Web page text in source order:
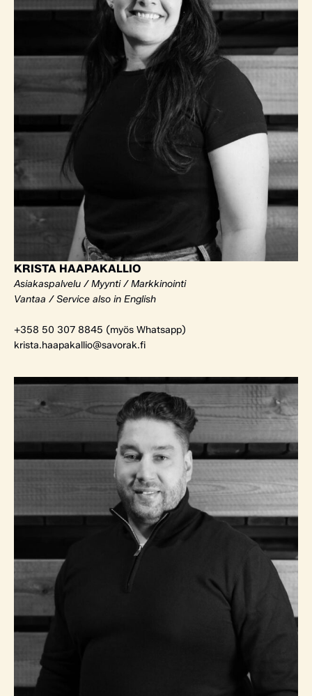
KRISTA HAAPAKALLIO
Asiakaspalvelu / Myynti / Markkinointi
Vantaa / Service also in English
+358 50 307 8845 (myös Whatsapp)
krista.haapakallio@savorak.fi